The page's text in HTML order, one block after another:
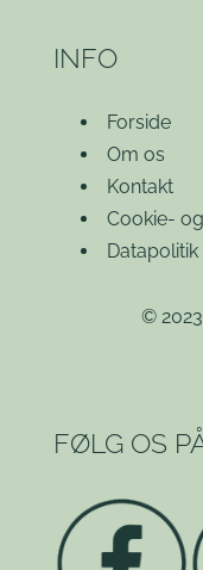
INFO
Forside
Om os
Kontakt
Cookie-
Datapolitik
©
FØLG OS